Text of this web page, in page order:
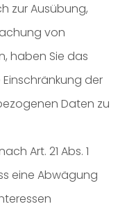
zur Ausübung,
von
haben Sie das
der
Daten zu
Art. 21 Abs. 1
eine Abwägung